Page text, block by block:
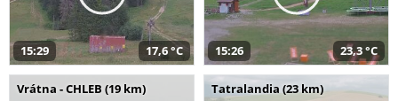
15:29 17,6 °C 15:26 23,3 °C
Vrátna - CHLEB (19 km) Tatralandia (23 km)